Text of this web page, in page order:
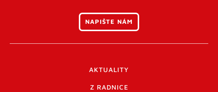
NAPIŠTE NÁM
AKTUALITY
Z RADNICE